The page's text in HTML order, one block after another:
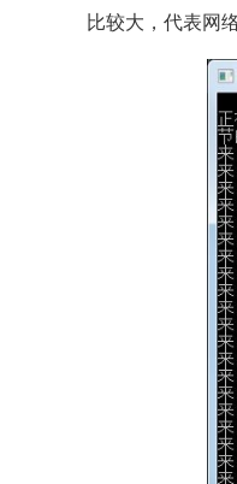
比较大，代表网